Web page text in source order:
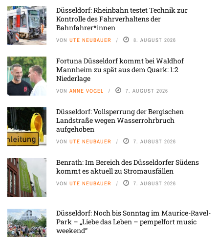
Düsseldorf: Rheinbahn testet Technik zur
Kontrolle des Fahrverhaltens der
Bahnfahrer*innen
VON UTE NEUBAUER 8. AUGUST 2026
Fortuna Düsseldorf kommt bei Waldhof
Mannheim zu spät aus dem Quark: 1:2
Niederlage
VON ANNE VOGEL 7. AUGUST 2026
Düsseldorf: Vollsperrung der Bergischen
Landstraße wegen Wasserrohrbruch
aufgehoben
VON UTE NEUBAUER 7. AUGUST 2026
Benrath: Im Bereich des Düsseldorfer Südens
kommt es aktuell zu Stromausfällen
VON UTE NEUBAUER 7. AUGUST 2026
Düsseldorf: Noch bis Sonntag im Maurice-Ravel-
Park – „Liebe das Leben – pempelfort music
weekend“